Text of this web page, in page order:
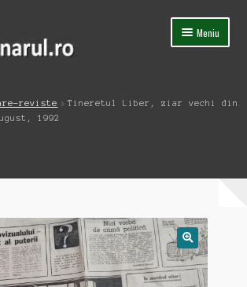
Meniu
reviste
Tineretul Liber, ziar vechi din
1992